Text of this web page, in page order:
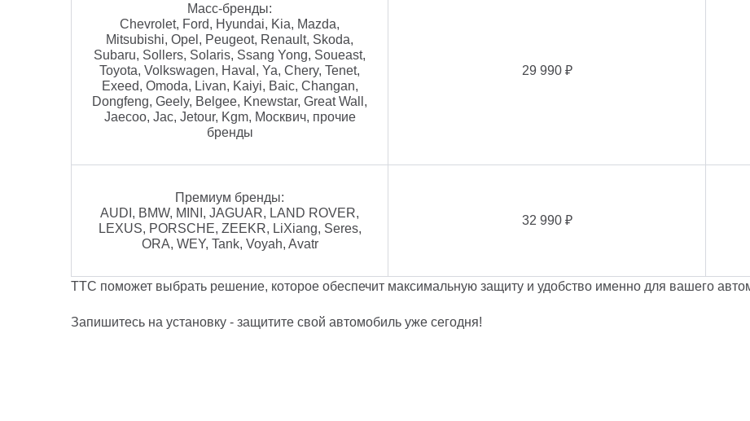
Масс-бренды:
Chevrolet, Ford, Hyundai, Kia, Mazda,
Mitsubishi, Opel, Peugeot, Renault, Skoda,
Subaru, Sollers, Solaris, Ssang Yong, Soueast,
Toyota, Volkswagen, Haval, Ya, Chery, Tenet,
Exeed, Omoda, Livan, Kaiyi, Baic, Changan,
Dongfeng, Geely, Belgee, Knewstar, Great Wall,
Jaecoo, Jac, Jetour, Kgm, Москвич, прочие
бренды
29 990 ₽
Премиум бренды:
AUDI, BMW, MINI, JAGUAR, LAND ROVER,
LEXUS, PORSCHE, ZEEKR, LiXiang, Seres,
ORA, WEY, Tank, Voyah, Avatr
32 990 ₽
ТТС поможет выбрать решение, которое обеспечит максимальную защиту и удобство именно для вашего
Запишитесь на установку - защитите свой автомобиль уже сегодня!